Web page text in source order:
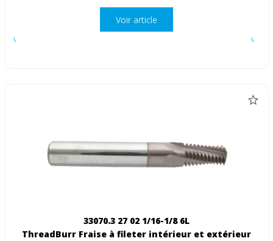
Voir article
33070.3 27 02 1/16-1/8 6L
ThreadBurr Fraise à fileter intérieur et extérieur